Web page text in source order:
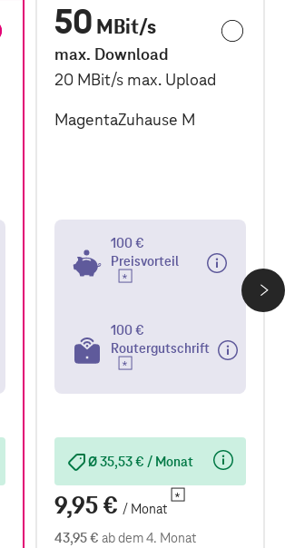
50 MBit/s
max. Download
20 MBit/s max. Upload
MagentaZuhause M
100 €
Preisvorteil
100 €
Routergutschrift
9,95 € / Monat
Ø 35,53 € / Monat
43,95 € ab dem 4. Monat